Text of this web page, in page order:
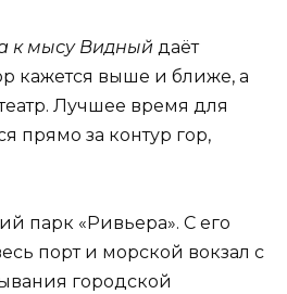
к мысу Видный даёт
кажется выше и ближе, а
Лучшее время для
прямо за контур гор,
парк «Ривьера». С его
порт и морской вокзал с
городской